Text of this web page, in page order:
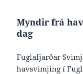
Myndir frá
dag
Fuglafjarðar
havsvimjing í